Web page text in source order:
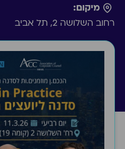
מיקום:
רחוב השלושה 2, תל אביב